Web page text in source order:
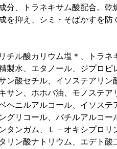
分、トラネキサム酸配合。乾
を抑え、シミ・そばかすを
チル酸カリウム塩＊、トラ
製水、エタノール、ジプロ
ン酸セチル、イソステアリ
サン、ホホバ油、モノステ
ヘニルアルコール、イソス
グリコール、バチルアルコ
タンガム、Ｌ－オキシプロ
リン酸ナトリウム、エデト